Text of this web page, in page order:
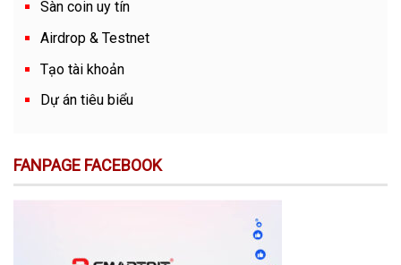
Sàn coin uy tín
Airdrop & Testnet
Tạo tài khoản
Dự án tiêu biểu
FANPAGE FACEBOOK